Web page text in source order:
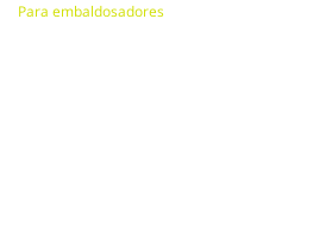
Para embaldosadores